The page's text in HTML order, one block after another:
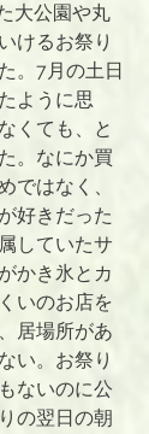
大公園や丸
けるお祭り
。7月の土日
ように思
くても、と
。なにか買
ではなく、
好きだった
していたサ
かき氷とカ
いのお店を
居場所があ
い。お祭り
ないのに公
の翌日の朝